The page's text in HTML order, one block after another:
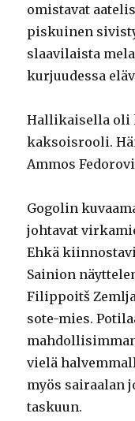
omistavat
piskuinen
slaavilaista
kurjuudessa
Hallikaisella oli
kaksoisrooli.
Ammos
Gogolin
johtavat
Ehkä
Sainion
Filippoitš
sote-mies.
vielä
myös sairaalan
taskuun.